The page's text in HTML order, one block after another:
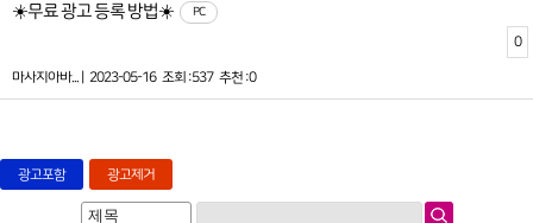
☀️무료 광고 등록 방법☀️ PC
마사지아바... | 2023-05-16 조회 :537 추천 :0
0
광고포함 광고제거